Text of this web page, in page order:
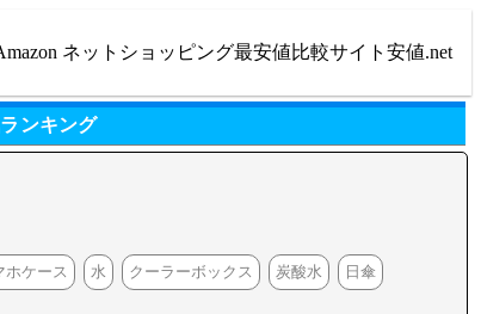
ネットショッピング最安値比較サイト安値.net
ンキング
ホケース 水 クーラーボックス 炭酸水 日傘